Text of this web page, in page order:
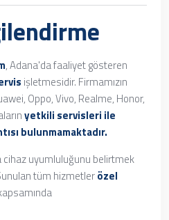
, Adana'da faaliyet gösteren
işletmesidir. Firmamızın
Oppo, Vivo, Realme, Honor,
yetkili servisleri ile
bulunmamaktadır.
cihaz uyumluluğunu belirtmek
tüm hizmetlerözel